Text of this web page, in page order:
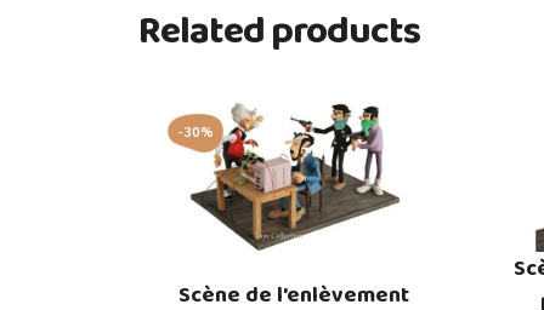
Related products
-30%
Scène de l'enlèvement